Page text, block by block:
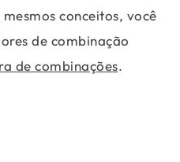
conceitos, você
de combinação
de combinações.